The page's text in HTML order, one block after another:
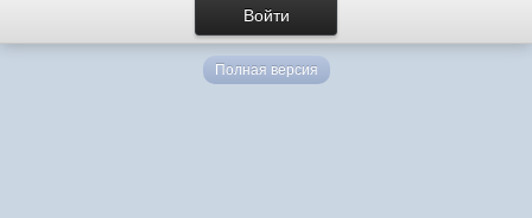
Полная версия